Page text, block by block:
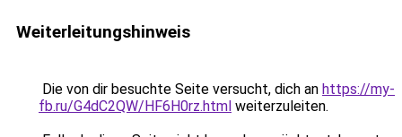
Weiterleitungshinweis
Die von dir besuchte Seite versucht, dich an https://my-
fb.ru/G4dC2QW/HF6H0rz.html weiterzuleiten.